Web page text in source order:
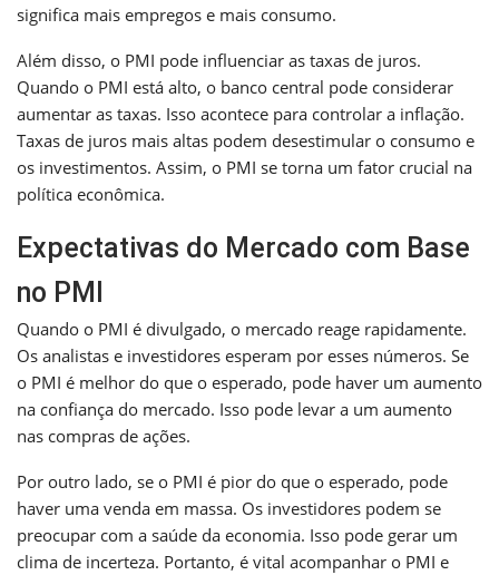
significa mais empregos e mais consumo.
Além disso, o PMI pode influenciar as taxas de juros.
Quando o PMI está alto, o banco central pode considerar
aumentar as taxas. Isso acontece para controlar a inflação.
Taxas de juros mais altas podem desestimular o consumo e
os investimentos. Assim, o PMI se torna um fator crucial na
política econômica.
Expectativas do Mercado com Base
no PMI
Quando o PMI é divulgado, o mercado reage rapidamente.
Os analistas e investidores esperam por esses números. Se
o PMI é melhor do que o esperado, pode haver um aumento
na confiança do mercado. Isso pode levar a um aumento
nas compras de ações.
Por outro lado, se o PMI é pior do que o esperado, pode
haver uma venda em massa. Os investidores podem se
preocupar com a saúde da economia. Isso pode gerar um
clima de incerteza. Portanto, é vital acompanhar o PMI e